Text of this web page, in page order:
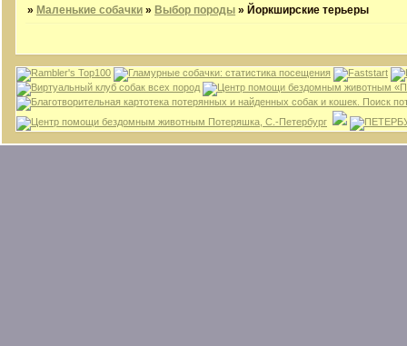
» Маленькие собачки » Выбор породы »Йоркширские терьеры